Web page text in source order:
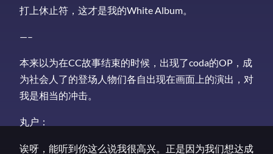
打上休止符，这才是我的White Album。
—–
本来以为在CC故事结束的时候，出现了coda的OP，成
为社会人了的登场人物们各自出现在画面上的演出，对
我是相当的冲击。
丸户：
诶呀，能听到你这么说我很高兴。正是因为我们想达成